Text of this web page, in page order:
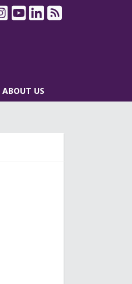
ABOUT US